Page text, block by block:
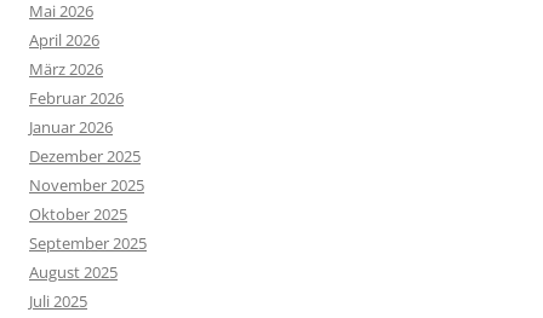
Mai 2026
April 2026
März 2026
Februar 2026
Januar 2026
Dezember 2025
November 2025
Oktober 2025
September 2025
August 2025
Juli 2025